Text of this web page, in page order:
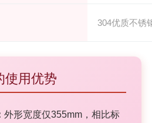
304优质不锈
使用优势
外形宽度仅355mm，相比标